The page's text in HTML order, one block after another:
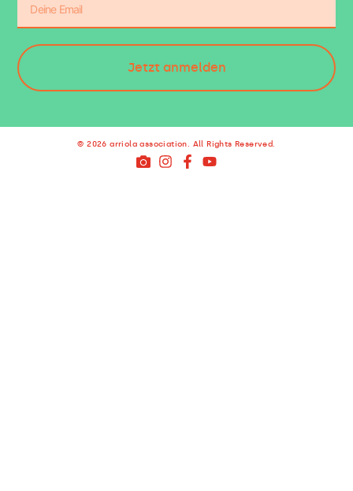
Jetzt anmelden
© 2026 arriola association. All Rights Reserved.